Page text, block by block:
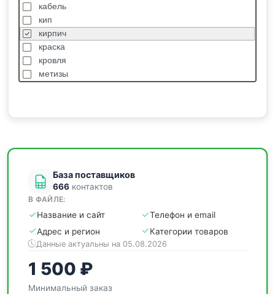
кабель
кип
кирпич
краска
кровля
метизы
База поставщиков
666 контактов
В ФАЙЛЕ:
Название и сайт
Телефон и email
Адрес и регион
Категории товаров
Данные актуальны на 05.08.2026
1 500 ₽
Минимальный заказ